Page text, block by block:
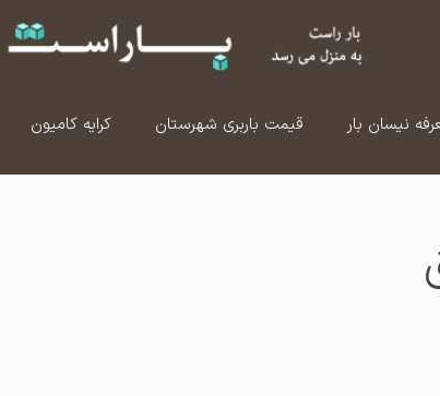
نیسان بار قیمت باربری شهرستان کرایه کامیون